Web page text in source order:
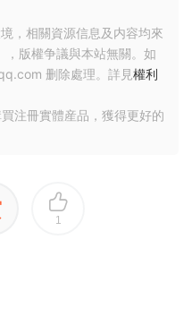
，相關資源信息及内容均來
版權争議與本站無關。如
删除處理。詳見權利
注冊實體産品，獲得更好的
1